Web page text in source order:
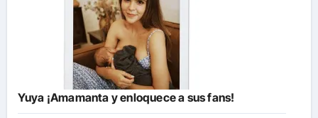
Yuya ¡Amamanta y enloquece a sus fans!